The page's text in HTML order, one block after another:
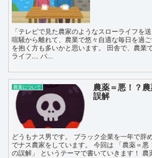
「テレビで見た農家のようなスローライフを
喧騒から離れて、農業で悠々自適な毎日を過
を抱く方も多いかと思います。 田舎で、農業
ライフ… パ...
農業について 農薬＝悪！？
誤解
どうもナス男です。 ブラック企業を一年で辞
でナス農家をしています。 今回は 「農薬＝悪
の誤解」 というテーマで書いていきます！ 農